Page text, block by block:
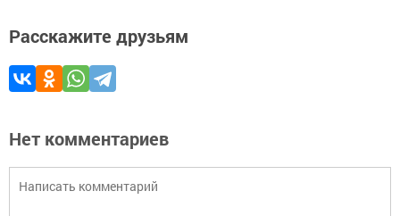
Расскажите друзьям
Нет комментариев